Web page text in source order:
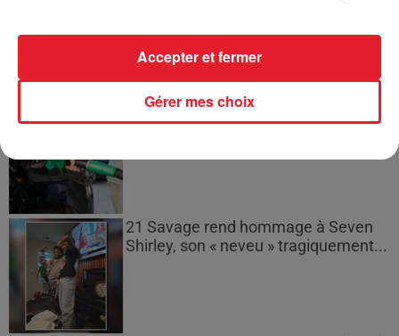
Les prix des carburants explosent :
gazole et SP95-E10 au-dessus de...
21 Savage rend hommage à Seven
Shirley, son « neveu » tragiquement...
Gérer mes choix
Accepter et fermer